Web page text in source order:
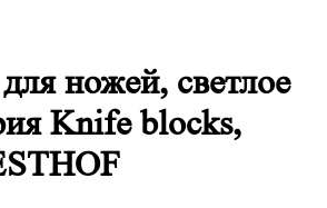
ножей, светлое
Knife blocks,